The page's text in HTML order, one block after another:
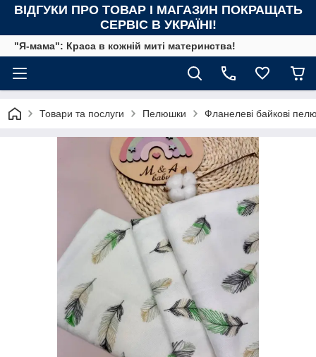
ВІДГУКИ ПРО ТОВАР І МАГАЗИН ПОКРАЩАТЬ
СЕРВІС В УКРАЇНІ!
"Я-мама": Краса в кожній миті материнства!
Товари та послуги Пелюшки Фланелеві байкові